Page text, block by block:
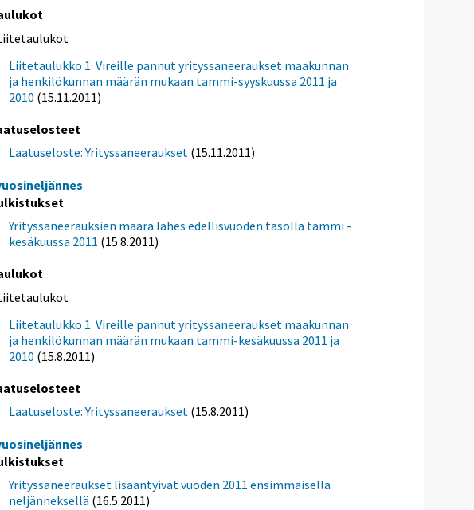
Liitetaulukko 1. Vireille pannut yrityssaneeraukset maakunnan
ja henkilökunnan määrän mukaan tammi-syyskuussa 2011 ja
2010 (15.11.2011)
Laatuseloste: Yrityssaneeraukset (15.11.2011)
Yrityssaneerauksien määrä lähes edellisvuoden tasolla tammi -
kesäkuussa 2011 (15.8.2011)
Liitetaulukko 1. Vireille pannut yrityssaneeraukset maakunnan
ja henkilökunnan määrän mukaan tammi-kesäkuussa 2011 ja
2010 (15.8.2011)
Laatuseloste: Yrityssaneeraukset (15.8.2011)
Yrityssaneeraukset lisääntyivät vuoden 2011 ensimmäisellä
neljänneksellä (16.5.2011)